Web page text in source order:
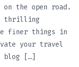
the open road.
thrilling
finer things in
your travel
blog […]